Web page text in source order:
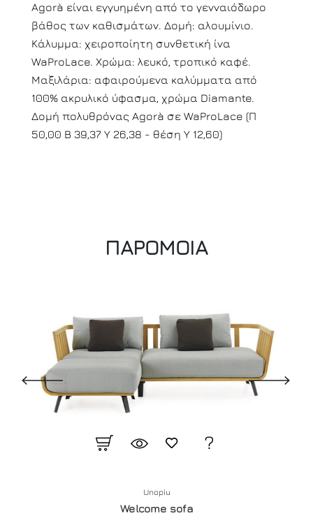
Agorà είναι εγγυημένη από το γενναιόδωρο
βάθος των καθισμάτων. Δομή: αλουμίνιο.
Κάλυμμα: χειροποίητη συνθετική ίνα
WaProLace. Χρώμα: λευκό, τροπικό καφέ.
Μαξιλάρια: αφαιρούμενα καλύμματα από
100% ακρυλικό ύφασμα, χρώμα Diamante.
Δομή πολυθρόνας Agorà σε WaProLace (Π
50,00 Β 39,37 Υ 26,38 - θέση Υ 12,60)
ΠΑΡΟΜΟΙΑ
Unopiu
Welcome sofa